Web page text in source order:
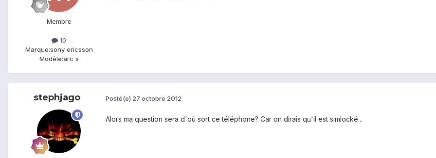
Membre
10
Marque:sony ericsson
Modèle:arc s
stephjago Posté(e) 27 octobre 2012
Alors ma question sera d'où sort ce téléphone? Car on dirais qu'il est simlocké...